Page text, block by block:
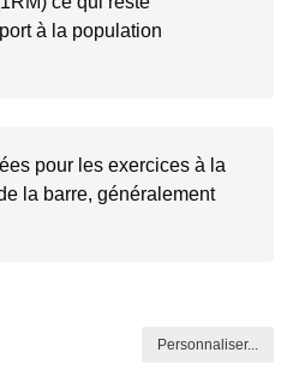
à la population
pour les exercices à la
la barre, généralement
Personnaliser...